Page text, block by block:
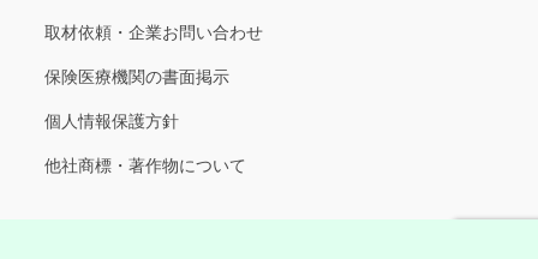
取材依頼・企業お問い合わせ
保険医療機関の書面掲示
個人情報保護方針
他社商標・著作物について